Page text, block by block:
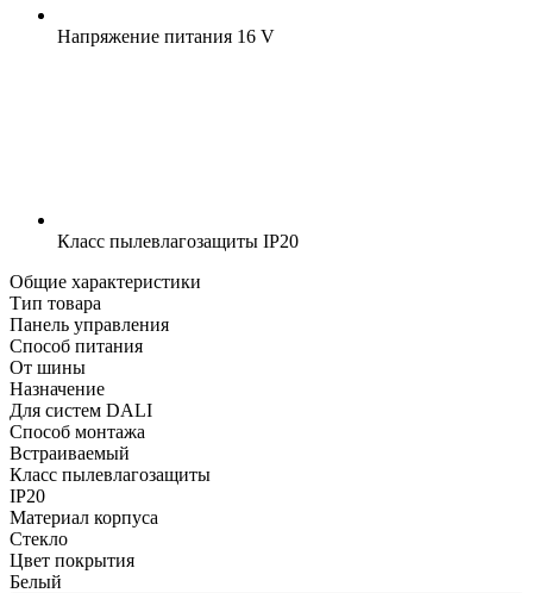
Напряжение питания 16 V
Класс пылевлагозащиты IP20
Общие характеристики
Тип товара
Панель управления
Способ питания
От шины
Назначение
Для систем DALI
Способ монтажа
Встраиваемый
Класс пылевлагозащиты
IP20
Материал корпуса
Стекло
Цвет покрытия
Белый